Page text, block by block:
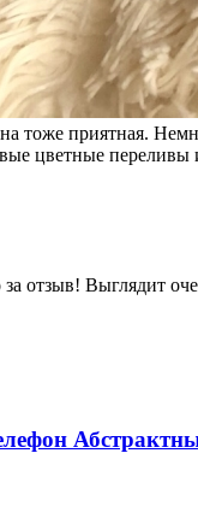
тоже приятная.
цветные переливы
отзыв! Выглядит